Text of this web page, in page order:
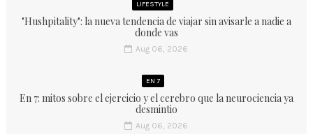
LIFESTYLE
"Hushpitality": la nueva tendencia de viajar sin avisarle a nadie a
donde vas
Aug 06, 2026
EN 7
En 7: mitos sobre el ejercicio y el cerebro que la neurociencia ya
desmintio
Aug 06, 2026